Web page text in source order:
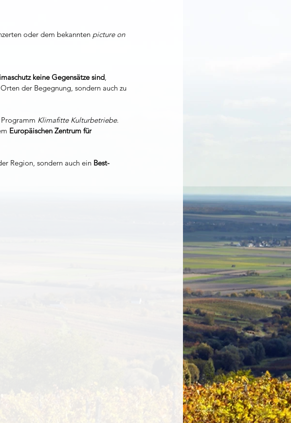
oder dem bekannten picture on
keine Gegensätze sind,
der Begegnung, sondern auch zu
Klimafitte Kulturbetriebe.
Europäischen Zentrum für
Region, sondern auch ein Best-